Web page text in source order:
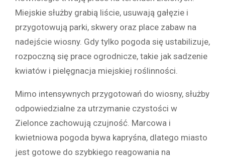
Miejskie służby grabią liście, usuwają gałęzie i
przygotowują parki, skwery oraz place zabaw na
nadejście wiosny. Gdy tylko pogoda się ustabilizuje,
rozpoczną się prace ogrodnicze, takie jak sadzenie
kwiatów i pielęgnacja miejskiej roślinności.
Mimo intensywnych przygotowań do wiosny, służby
odpowiedzialne za utrzymanie czystości w
Zielonce zachowują czujność. Marcowa i
kwietniowa pogoda bywa kapryśna, dlatego miasto
jest gotowe do szybkiego reagowania na